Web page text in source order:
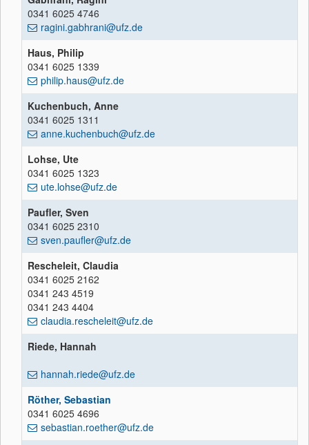
0341 6025 4746
ragini.gabhrani@ufz.de
Haus, Philip
0341 6025 1339
philip.haus@ufz.de
Kuchenbuch, Anne
0341 6025 1311
anne.kuchenbuch@ufz.de
Lohse, Ute
0341 6025 1323
ute.lohse@ufz.de
Paufler, Sven
0341 6025 2310
sven.paufler@ufz.de
Rescheleit, Claudia
0341 6025 2162
0341 243 4519
0341 243 4404
claudia.rescheleit@ufz.de
Riede, Hannah
hannah.riede@ufz.de
Röther, Sebastian
0341 6025 4696
sebastian.roether@ufz.de